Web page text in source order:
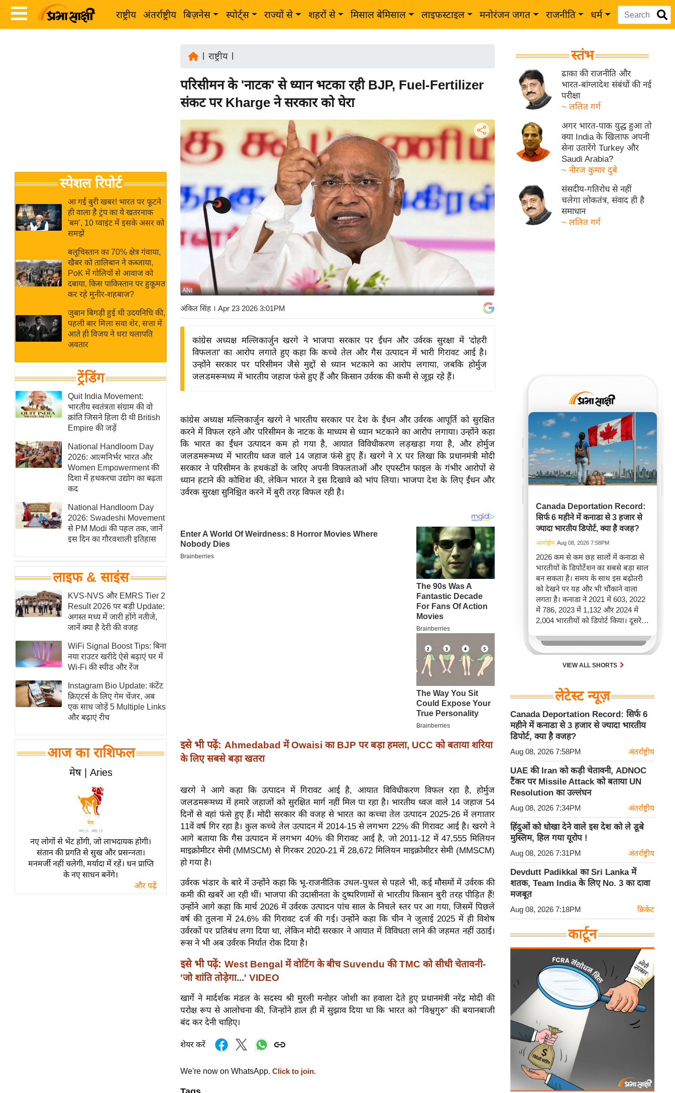
राष्ट्रीय अंतर्राष्ट्रीय बिज़नेस स्पोर्ट्स राज्यों से शहरों से मिसाल बेमिसाल लाइफस्टाइल मनोरंजन जगत राजनीति धर्म
Breaking
News in
Hindi
Hindi
Hindi
Videos
जगत
राय
बजट
क्रिकेट
IPL
2026
ई-पेपर
मिसाल बेमिसाल
शख्सियत
यंग इंडिया
साहित्य जगत
ऑटो वर्ल्ड
न्यूज ब्रीफ
मनोरंजन जगत
बॉलीवुड
हॉलीवुड
फिल्म समीक्षा
Breaking
News
लाइफस्टाइल
टेक्नॉलॉजी
घरेलू नुस्खे
पर्यटन स्थल
फिटनेस मंत्रा
रिलेशनशिप
राजनीति
विश्लेषण
समसामयिक
मातृभूमि
स्तंभ
एम.
चाय पर
समीक्षा
व्रत
त्योहार
राशिफल
विशेष
स्पेशल रिपोर्ट
आ गई बुरी खबर! भारत पर फूटने
ही वाला है ट्रंप का ये खतरनाक
'बम', 10 प्वाइंट में इसके असर को
समझें
बलूचिस्तान का 70% क्षेत्र गंवाया,
खैबर को तालिबान ने कब्जाया,
PoK में गोलियों से आवाज को
दबाया, किस पाकिस्तान पर हुकूमत
कर रहे मुनीर-शहबाज?
जुबान बिगड़ी हुई थी उदयनिधि की,
पहली बार मिला सवा शेर, सत्ता में
आते ही विजय ने धरा थलापति
अवतार
ट्रेंडिंग
Quit India Movement:
भारतीय स्वतंत्रता संग्राम की वो
क्रांति जिसने हिला दी थी British
Empire की जड़ें
National Handloom Day
2026: आत्मनिर्भर भारत और
Women Empowerment की
दिशा में हथकरघा उद्योग का बढ़ता
कद
National Handloom Day
2026: Swadeshi Movement
से PM Modi की पहल तक, जानें
इस दिन का गौरवशाली इतिहास
लाइफ & साइंस
KVS-NVS और EMRS Tier 2
Result 2026 पर बड़ी Update:
अगस्त मध्य में जारी होंगे नतीजे,
जानें क्या है देरी की वजह
WiFi Signal Boost Tips: बिना
नया राउटर खरीदे ऐसे बढ़ाएं घर में
Wi-Fi की स्पीड और रेंज
Instagram Bio Update: कंटेंट
क्रिएटर्स के लिए गेम चेंजर, अब
एक साथ जोड़ें 5 Multiple Links
और बढ़ाएं रीच
आज का राशिफल
मेष | Aries
नए लोगों से भेंट होंगी, जो लाभदायक होगी।
संतान की प्रगति से सुख और प्रसन्नता।
मनमर्जी नहीं चलेगी, मर्यादा में रहें। धन प्राप्ति
के नए साधन बनेंगे।
और पढ़ें
राष्ट्रीय|
परिसीमन के 'नाटक' से ध्यान भटका रही BJP, Fuel-Fertilizer
संकट पर Kharge ने सरकार को घेरा
ANI
अंकित सिंह। Apr 23 2026 3:01PM
कांग्रेस अध्यक्ष मल्लिकार्जुन खरगे ने भाजपा सरकार पर ईंधन और उर्वरक सुरक्षा में 'दोहरी
विफलता' का आरोप लगाते हुए कहा कि कच्चे तेल और गैस उत्पादन में भारी गिरावट आई है।
उन्होंने सरकार पर परिसीमन जैसे मुद्दों से ध्यान भटकाने का आरोप लगाया, जबकि होर्मुज
जलडमरूमध्य में भारतीय जहाज फंसे हुए हैं और किसान उर्वरक की कमी से जूझ रहे हैं।
कांग्रेस अध्यक्ष मल्लिकार्जुन खरगे ने भारतीय सरकार पर देश के ईंधन और उर्वरक आपूर्ति को सुरक्षित
करने में विफल रहने और परिसीमन के नाटक के माध्यम से ध्यान भटकाने का आरोप लगाया। उन्होंने कहा
कि भारत का ईंधन उत्पादन कम हो गया है, आयात विविधीकरण लड़खड़ा गया है, और होर्मुज
जलडमरूमध्य में भारतीय ध्वज वाले 14 जहाज फंसे हुए हैं। खरगे ने X पर लिखा कि प्रधानमंत्री मोदी
सरकार ने परिसीमन के हथकंडों के जरिए अपनी विफलताओं और एपस्टीन फाइल के गंभीर आरोपों से
ध्यान हटाने की कोशिश की, लेकिन भारत ने इस दिखावे को भांप लिया। भाजपा देश के लिए ईंधन और
उर्वरक सुरक्षा सुनिश्चित करने में बुरी तरह विफल रही है।
इसे भी पढ़ें: Ahmedabad में Owaisi का BJP पर बड़ा हमला, UCC को बताया शरिया
के लिए सबसे बड़ा खतरा
खरगे ने आगे कहा कि उत्पादन में गिरावट आई है, आयात विविधीकरण विफल रहा है, होर्मुज
जलडमरूमध्य में हमारे जहाजों को सुरक्षित मार्ग नहीं मिल पा रहा है। भारतीय ध्वज वाले 14 जहाज 54
दिनों से वहां फंसे हुए हैं। मोदी सरकार की वजह से भारत का कच्चा तेल उत्पादन 2025-26 में लगातार
11वें वर्ष गिर रहा है। कुल कच्चे तेल उत्पादन में 2014-15 से लगभग 22% की गिरावट आई है। खरगे ने
आगे बताया कि गैस उत्पादन में लगभग 40% की गिरावट आई है, जो 2011-12 में 47,555 मिलियन
माइक्रोमीटर सेमी (MMSCM) से गिरकर 2020-21 में 28,672 मिलियन माइक्रोमीटर सेमी (MMSCM)
हो गया है।
उर्वरक भंडार के बारे में उन्होंने कहा कि भू-राजनीतिक उथल-पुथल से पहले भी, कई मौसमों में उर्वरक की
कमी की खबरें आ रही थीं। भाजपा की उदासीनता के दुष्परिणामों से भारतीय किसान बुरी तरह पीड़ित हैं!
उन्होंने आगे कहा कि मार्च 2026 में उर्वरक उत्पादन पांच साल के निचले स्तर पर आ गया, जिसमें पिछले
वर्ष की तुलना में 24.6% की गिरावट दर्ज की गई। उन्होंने कहा कि चीन ने जुलाई 2025 में ही विशेष
उर्वरकों पर प्रतिबंध लगा दिया था, लेकिन मोदी सरकार ने आयात में विविधता लाने की जहमत नहीं उठाई।
रूस ने भी अब उर्वरक निर्यात रोक दिया है।
इसे भी पढ़ें: West Bengal में वोटिंग के बीच Suvendu की TMC को सीधी चेतावनी-
'जो शांति तोड़ेगा...' VIDEO
खार्गे ने मार्दर्शक मंडल के सदस्य श्री मुरली मनोहर जोशी का हवाला देते हुए प्रधानमंत्री नरेंद्र मोदी की
परोक्ष रूप से आलोचना की, जिन्होंने हाल ही में सुझाव दिया था कि भारत को “विश्वगुरु” की बयानबाजी
बंद कर देनी चाहिए।
शेयर करें
We're now on WhatsApp. Click to join.
स्तंभ
ढाका की राजनीति और
भारत-बांग्लादेश संबंधों की नई
परीक्षा
~ ललित गर्ग
अगर भारत-पाक युद्ध हुआ तो
क्या India के खिलाफ अपनी
सेना उतारेंगे Turkey और
Saudi Arabia?
~ नीरज कुमार दुबे
संसदीय-गतिरोध से नहीं
चलेगा लोकतंत्र, संवाद ही है
समाधान
~ ललित गर्ग
Canada Deportation Record:
सिर्फ 6 महीने में कनाडा से 3 हजार से
ज्यादा भारतीय डिपोर्ट, क्या है वजह?
अंतर्राष्ट्रीय Aug 08, 2026 7:58PM
2026 कम से कम छह सालों में कनाडा से
भारतीयों के डिपोर्टेशन का सबसे बड़ा साल
बन सकता है। समय के साथ इस बढ़ोतरी
को देखने पर यह और भी चौंकाने वाला
लगता है। कनाडा ने 2021 में 603, 2022
में 786, 2023 में 1,132 और 2024 में
2,004 भारतीयों को डिपोर्ट किया। दूसरे
पूरे साल की तुलना में 2026 की पहली
छमाही में ज़्यादा भारतीयों को वापस भेजा
VIEW ALL SHORTS
लेटेस्ट न्यूज़
Canada Deportation Record: सिर्फ 6
महीने में कनाडा से 3 हजार से ज्यादा भारतीय
डिपोर्ट, क्या है वजह?
Aug 08, 2026 7:58PM अंतर्राष्ट्रीय
UAE की Iran को कड़ी चेतावनी, ADNOC
टैंकर पर Missile Attack को बताया UN
Resolution का उल्लंघन
Aug 08, 2026 7:34PM अंतर्राष्ट्रीय
हिंदुओं को धोखा देने वाले इस देश को ले डूबे
मुस्लिम, हिल गया यूरोप !
Aug 08, 2026 7:31PM अंतर्राष्ट्रीय
Devdutt Padikkal का Sri Lanka में
शतक, Team India के लिए No. 3 का दावा
मजबूत
Aug 08, 2026 7:18PM क्रिकेट
कार्टून